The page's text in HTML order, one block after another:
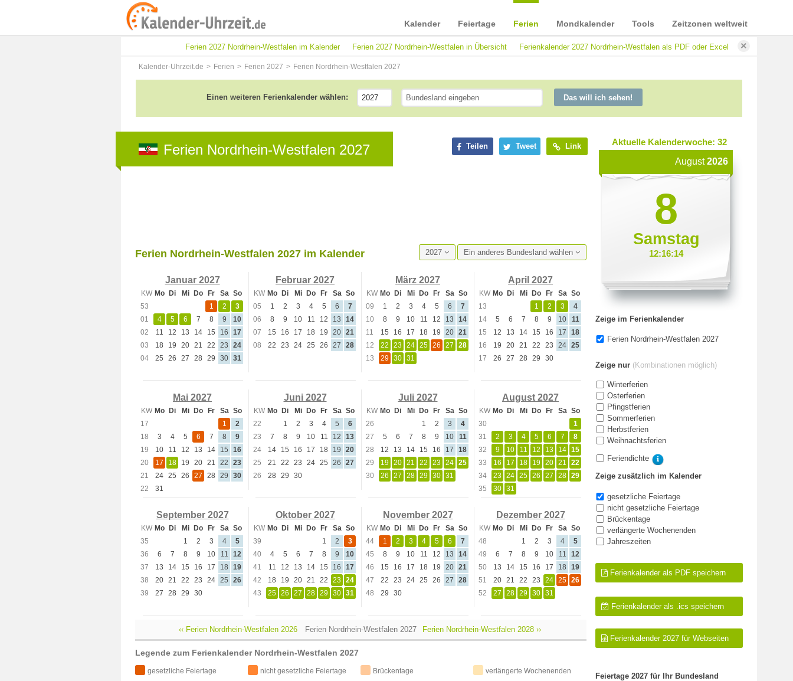
Kalender Feiertage Ferien Mondkalender Tools Zeitzonen weltweit
Ferien 2027 Nordrhein-Westfalen im Kalender Ferien 2027 Nordrhein-Westfalen in Übersicht Ferienkalender 2027 Nordrhein-Westfalen als PDF oder Excel ×
Kalender-Uhrzeit.de Ferien Ferien 2027 Ferien Nordrhein-Westfalen 2027
Einen weiteren Ferienkalender wählen: Das will ich sehen!
Teilen Tweet Link
Ferien Nordrhein-Westfalen 2027
Ferien Nordrhein-Westfalen 2027 im Kalender 2027 Ein anderes Bundesland wählen
Januar 2027
KW Mo Di Mi Do Fr Sa So
53
1 2
3
01
4 5 6 7 8 9
10
02
11 12 13 14 15 16
17
03
18 19 20 21 22 23
24
04
25 26 27 28 29 30 31
Februar 2027
KW Mo Di Mi Do Fr Sa So
05
1 2 3 4 5 6
7
06
8 9 10 11 12 13
14
07
15 16 17 18 19 20 21
08
22 23 24 25 26 27 28
März 2027
KW Mo Di Mi Do Fr Sa So
09
1 2 3 4 5 6
7
10
8 9 10 11 12 13
14
11
15 16 17 18 19 20 21
12
22 23 24 25 26 27
28
13
29 30 31
April 2027
KW Mo Di Mi Do Fr Sa So
13
1 2 3
4
14
5 6 7 8 9 10
11
15
12 13 14 15 16 17
18
16
19 20 21 22 23 24 25
17
26 27 28 29 30
Mai 2027
KW Mo Di Mi Do Fr Sa So
17
1
2
18
3 4 5 6 7 8
9
19
10 11 12 13 14 15
16
20
17 18 19 20 21 22
23
21
24 25 26 27 28 29
30
22
31
Juni 2027
KW Mo Di Mi Do Fr Sa So
22
1 2 3 4 5
6
23
7 8 9 10 11 12
13
24
14 15 16 17 18 19
20
25
21 22 23 24 25 26
27
26
28 29 30
Juli 2027
KW Mo Di Mi Do Fr Sa So
26
1 2 3
4
27
5 6 7 8 9 10
11
28
12 13 14 15 16 17
18
29
19 20 21 22 23 24 25
30
26 27 28 29 30 31
August 2027
KW Mo Di Mi Do Fr Sa So
30
1
31
2 3 4 5 6 7
8
32
9 10 11 12 13 14 15
33
16 17 18 19 20 21
22
34
23 24 25 26 27 28 29
35
30 31
September 2027
KW Mo Di Mi Do Fr Sa So
35
1 2 3 4
5
36
6 7 8 9 10 11
12
37
13 14 15 16 17 18
19
38
20 21 22 23 24 25
26
39
27 28 29 30
Oktober 2027
KW Mo Di Mi Do Fr Sa So
39
1 2
3
40
4 5 6 7 8 9
10
41
11 12 13 14 15 16
17
42
18 19 20 21 22 23 24
43
25 26 27 28 29 30 31
November 2027
KW Mo Di Mi Do Fr Sa So
44
1 2 3 4 5 6
7
45
8 9 10 11 12 13
14
46
15 16 17 18 19 20 21
47
22 23 24 25 26 27
28
48
29 30
Dezember 2027
KW Mo Di Mi Do Fr Sa So
48
1 2 3 4
5
49
6 7 8 9 10 11
12
50
13 14 15 16 17 18
19
51
20 21 22 23 24 25 26
52
27 28 29 30 31
‹‹ Ferien Nordrhein-Westfalen 2026 Ferien Nordrhein-Westfalen 2027 Ferien Nordrhein-Westfalen 2028 ››
Legende zum Ferienkalender Nordrhein-Westfalen 2027
gesetzliche Feiertage nicht gesetzliche Feiertage Brückentage verlängerte Wochenenden
Aktuelle Kalenderwoche: 32
August2026
8
Samstag
12:16:15
Zeige im Ferienkalender
Ferien Nordrhein-Westfalen 2027
Zeige nur (Kombinationen möglich)
Winterferien
Osterferien
Pfingstferien
Sommerferien
Herbstferien
Weihnachtsferien
Feriendichte
Zeige zusätzlich im Kalender
gesetzliche Feiertage
nicht gesetzliche Feiertage
Brückentage
verlängerte Wochenenden
Jahreszeiten
Ferienkalender als PDF speichern
Ferienkalender als .ics speichern
Ferienkalender 2027 für Webseiten
Feiertage 2027 für Ihr Bundesland